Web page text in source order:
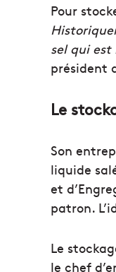
Pour
sel qui est
président
Le
Son
liquide
et
patron.
Le
le chef